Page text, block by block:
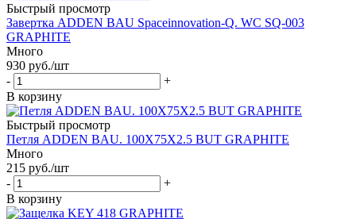
Быстрый просмотр
Завертка ADDEN BAU Spaceinnovation-Q. WC SQ-003
GRAPHITE
Много
930 руб./шт
-
+
В корзину
Быстрый просмотр
Петля ADDEN BAU. 100X75X2.5 BUT GRAPHITE
Много
215 руб./шт
-
+
В корзину